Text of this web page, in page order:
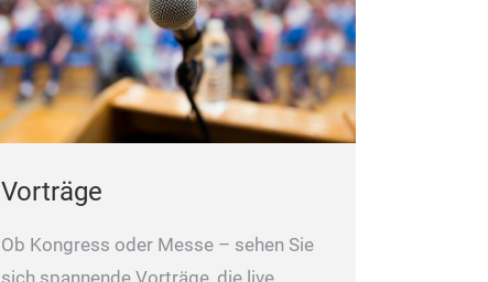
Vorträge
Ob Kongress oder Messe – sehen Sie